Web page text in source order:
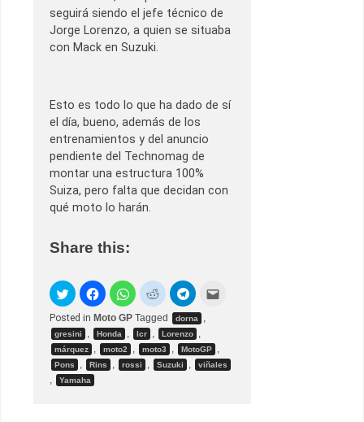
seguirá siendo el jefe técnico de
Jorge Lorenzo, a quien se situaba
con Mack en Suzuki.
Esto es todo lo que ha dado de sí
el día, bueno, además de los
entrenamientos y del anuncio
pendiente del Technomag de
montar una estructura 100%
Suiza, pero falta que decidan con
qué moto lo harán.
Share this:
Posted in Moto GP Tagged dorna ,
gresini , Honda , lcr , Lorenzo ,
márquez , moto2 , moto3 , MotoGP ,
Pons , Rins , rossi , Suzuki , viñales
, Yamaha